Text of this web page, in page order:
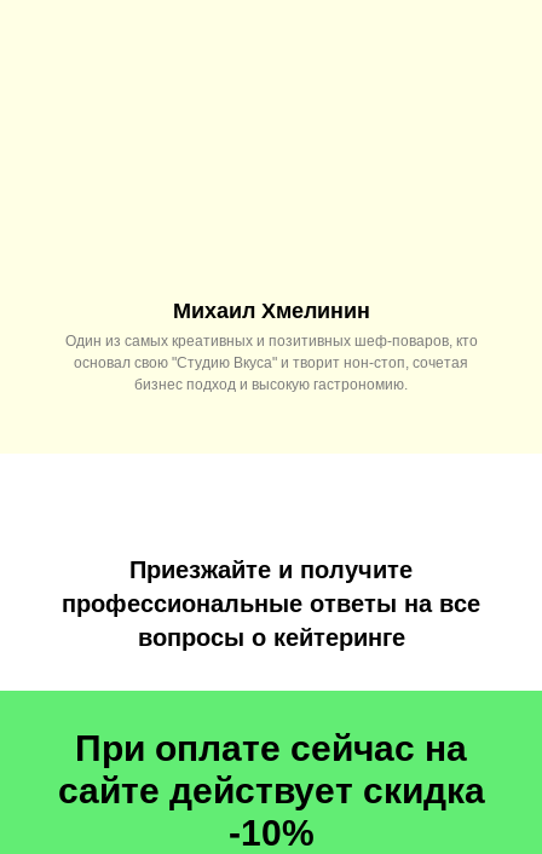
Михаил Хмелинин
Один из самых креативных и позитивных шеф-поваров, кто
основал свою "Студию Вкуса" и творит нон-стоп, сочетая
бизнес подход и высокую гастрономию.
Приезжайте и получите
профессиональные ответы на все
вопросы о кейтеринге
При оплате сейчас на
сайте действует скидка
-10%